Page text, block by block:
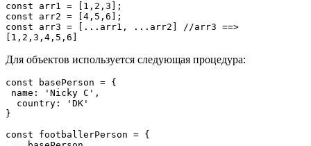
const arr1 = [1,2,3];
const arr2 = [4,5,6];
const arr3 = [...arr1, ...arr2] //arr3 ==>
[1,2,3,4,5,6]
Для объектов используется следующая процедура:
const basePerson = {
}
const footballerPerson = {